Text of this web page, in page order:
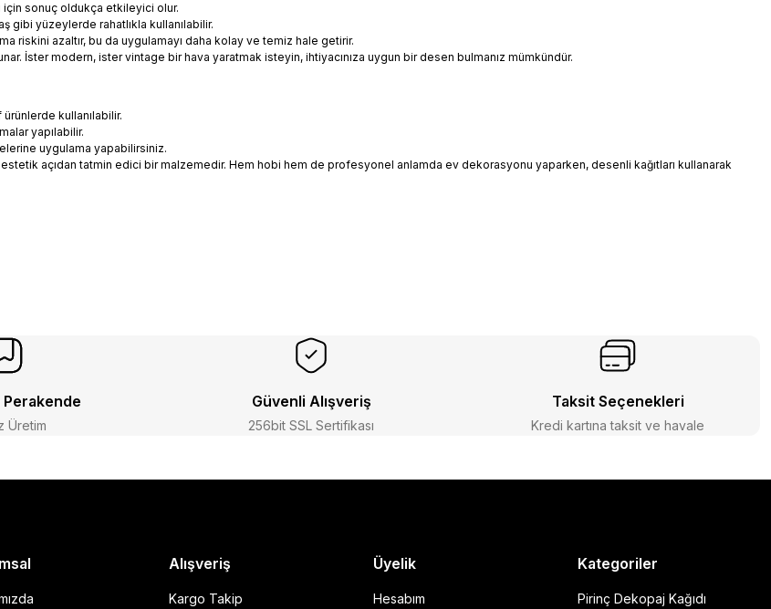
için sonuç oldukça etkileyici olur.
gibi yüzeylerde rahatlıkla kullanılabilir.
riskini azaltır, bu da uygulamayı daha kolay ve temiz hale getirir.
İster modern, ister vintage bir hava yaratmak isteyin, ihtiyacınıza uygun bir desen bulmanız mümkündür.
kullanılabilir.
yapılabilir.
uygulama yapabilirsiniz.
açıdan tatmin edici bir malzemedir. Hem hobi hem de profesyonel anlamda ev dekorasyonu yaparken, desenli kağıtları kullanarak
Üretim
Güvenli Alışveriş
256bit SSL Sertifikası
Taksit Seçenekleri
Kredi kartına taksit ve havale
Alışveriş
Kargo Takip
Üyelik
Hesabım
Kategoriler
Pirinç Dekopaj Kağıdı